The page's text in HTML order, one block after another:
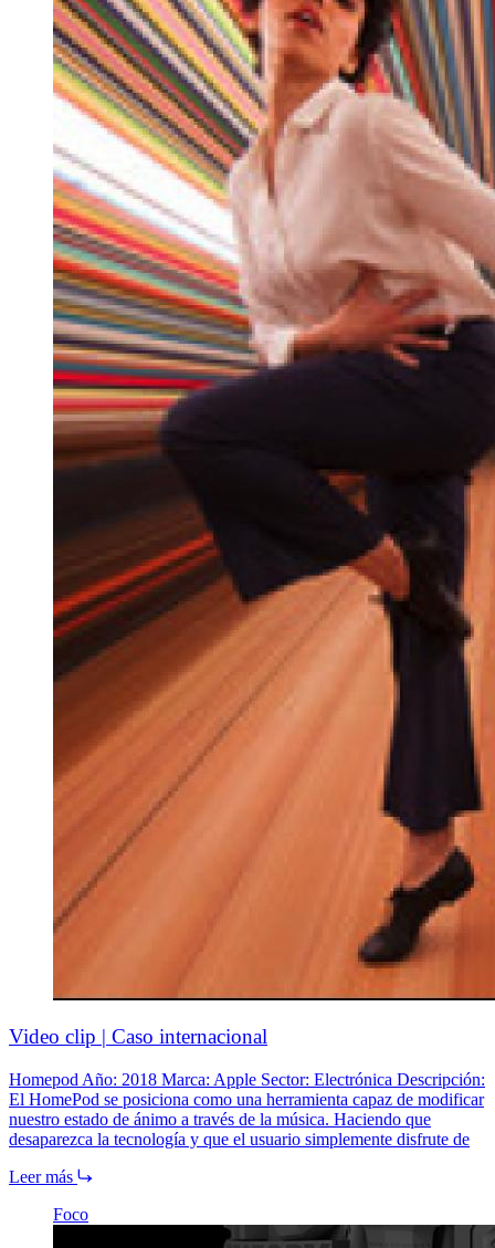
Video clip | Caso internacional
Homepod Año: 2018 Marca: Apple Sector: Electrónica Descripción:
El HomePod se posiciona como una herramienta capaz de modificar
nuestro estado de ánimo a través de la música. Haciendo que
desaparezca la tecnología y que el usuario simplemente disfrute de
Leer más
Foco